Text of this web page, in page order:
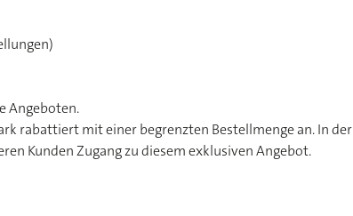
Angeboten.
rabattiert mit einer begrenzten Bestellmenge an. In der
Kunden Zugang zu diesem exklusiven Angebot.